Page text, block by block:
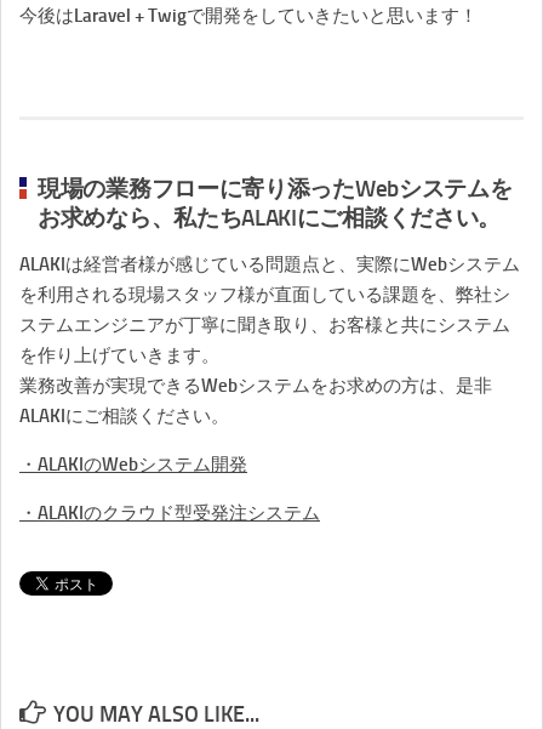
今後はLaravel + Twigで開発をしていきたいと思います！
現場の業務フローに寄り添ったWebシステムを
お求めなら、私たちALAKIにご相談ください。
ALAKIは経営者様が感じている問題点と、実際にWebシステム
を利用される現場スタッフ様が直面している課題を、弊社シ
ステムエンジニアが丁寧に聞き取り、お客様と共にシステム
を作り上げていきます。
業務改善が実現できるWebシステムをお求めの方は、是非
ALAKIにご相談ください。
・ALAKIのWebシステム開発
・ALAKIのクラウド型受発注システム
YOU MAY ALSO LIKE...